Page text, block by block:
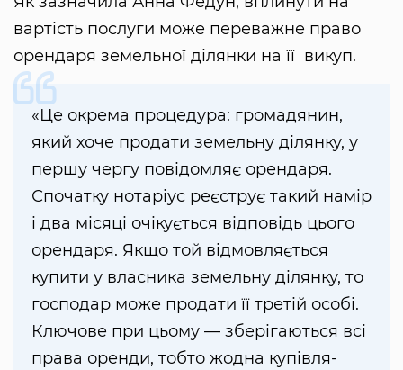
вартість послуги може переважне право
орендаря земельної ділянки на її викуп.
«Це окрема процедура: громадянин,
який хоче продати земельну ділянку, у
першу чергу повідомляє орендаря.
Спочатку нотаріус реєструє такий намір
і два місяці очікується відповідь цього
орендаря. Якщо той відмовляється
купити у власника земельну ділянку, то
господар може продати її третій особі.
Ключове при цьому — зберігаються всі
права оренди, тобто жодна купівля-